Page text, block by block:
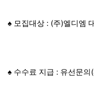
♠ 모집대상 : (주)엘디엠
♠ 수수료 지급 : 유선문의